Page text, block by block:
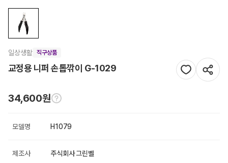
일상생활 직구상품
교정용 니퍼 손톱깎이 G-1029
34,600원
모델명 H1079
제조사 주식회사 그린벨